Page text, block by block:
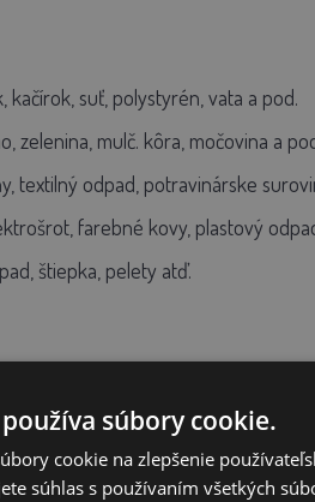
kačírok, suť, polystyrén, vata a pod.
zelenina, mulč. kôra, močovina a
textilný odpad, potravinárske
farebné kovy, plastový
štiepka, pelety atď.
súbory cookie.
cookie na zlepšenie
súhlas s používaním všetkých